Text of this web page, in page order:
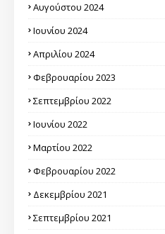
Αυγούστου 2024
Ιουνίου 2024
Απριλίου 2024
Φεβρουαρίου 2023
Σεπτεμβρίου 2022
Ιουνίου 2022
Μαρτίου 2022
Φεβρουαρίου 2022
Δεκεμβρίου 2021
Σεπτεμβρίου 2021